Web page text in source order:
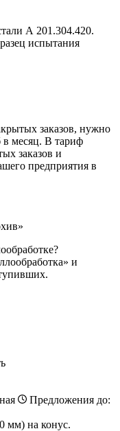
А 201.304.420.
испытания
заказов, нужно
в месяц. В тариф
заказов и
предприятия в
и
Предложения до:
мм) на конус.